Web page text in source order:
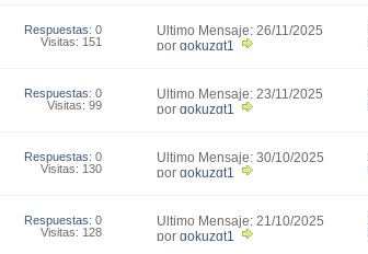
Respuestas: 0
Visitas: 151
Último Mensaje: 26/11/2025
22:33
por gokuzgt1
Respuestas: 0
Visitas: 99
Último Mensaje: 23/11/2025
16:57
por gokuzgt1
Respuestas: 0
Visitas: 130
Último Mensaje: 30/10/2025
23:39
por gokuzgt1
Respuestas: 0
Visitas: 128
Último Mensaje: 21/10/2025
20:27
por gokuzgt1